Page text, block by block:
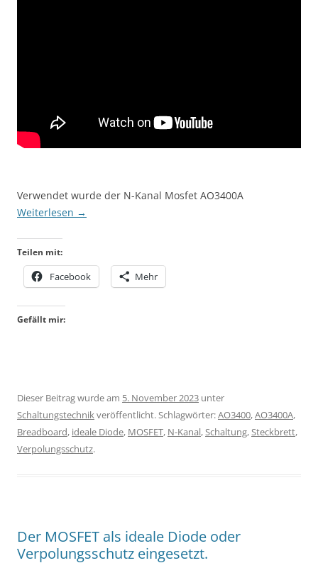
Verwendet wurde der N-Kanal Mosfet AO3400A
Weiterlesen →
Teilen mit:
Facebook Mehr
Gefällt mir:
Dieser Beitrag wurde am 5. November 2023 unter
Schaltungstechnikveröffentlicht. Schlagwörter:AO3400,AO3400A,
Breadboard, ideale Diode, MOSFET, N-Kanal,Schaltung,Steckbrett,
Verpolungsschutz.
Der MOSFET als ideale Diode oder
Verpolungsschutz eingesetzt.